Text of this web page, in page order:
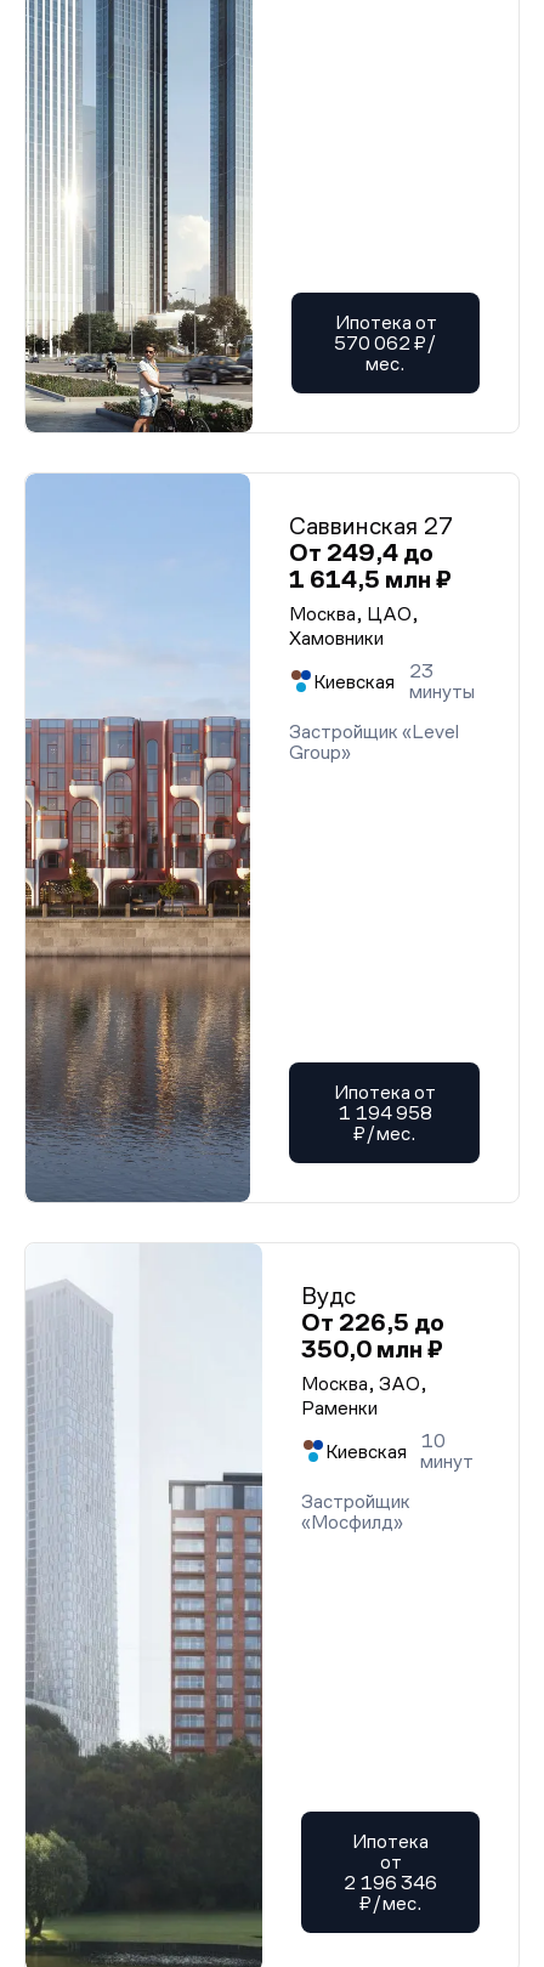
Ипотека от
570 062 ₽/
мес.
Саввинская 27
От 249,4 до
1 614,5 млн ₽
Москва, ЦАО,
Хамовники
Киевская
23
минуты
Застройщик «Level
Group»
Ипотека от
1 194 958
₽/мес.
Вудс
От 226,5 до
350,0 млн ₽
Москва, ЗАО,
Раменки
Киевская
10
минут
Застройщик
«Мосфилд»
Ипотека
от
2 196 346
₽/мес.